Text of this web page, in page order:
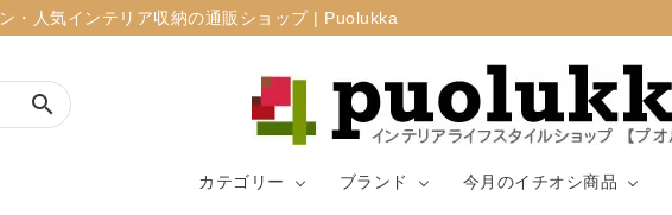
・人気インテリア収納の通販ショップ | Puolukka
search
カテゴリー ブランド 今月のイチオシ商品